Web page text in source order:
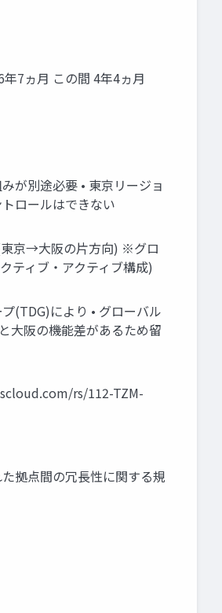
7ヵ月 この間 4年4ヵ月
が別途必要 • 東京リージョ
ロールはできない
東京→大阪の片方向) ※グロ
ティブ・アクティブ構成)
(TDG)により • グローバル
大阪の機能差があるため留
rs/112-TZM-
拠点間の冗⻑性に関する規